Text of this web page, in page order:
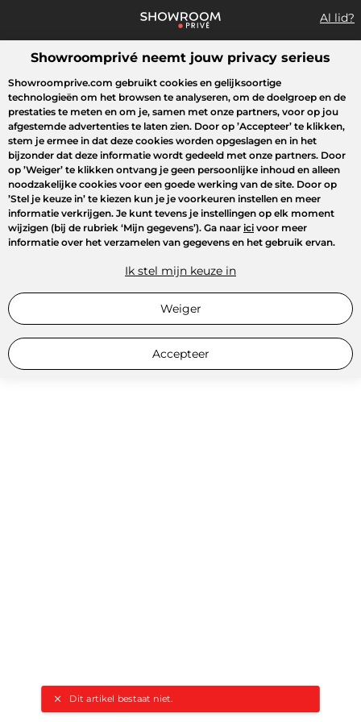
Al lid?
Wat zoek je?
Dit artikel bestaat niet.
Overzicht sales Sport Fashion Kids Beauty
Showroomprivé neemt jouw privacy serieus
Showroomprive.com gebruikt cookies en gelijksoortige
technologieën om het browsen te analyseren, om de doelgroep en de
prestaties te meten en om je, samen met onze partners, voor op jou
afgestemde advertenties te laten zien. Door op ’Accepteer’ te klikken,
stem je ermee in dat deze cookies worden opgeslagen en in het
bijzonder dat deze informatie wordt gedeeld met onze partners. Door
op ’Weiger’ te klikken ontvang je geen persoonlijke inhoud en alleen
noodzakelijke cookies voor een goede werking van de site. Door op
’Stel je keuze in’ te kiezen kun je je voorkeuren instellen en meer
informatie verkrijgen. Je kunt tevens je instellingen op elk moment
wijzigen (bij de rubriek ‘Mijn gegevens’). Ga naar ici voor meer
informatie over het verzamelen van gegevens en het gebruik ervan.
Ik stel mijn keuze in
Weiger
Accepteer